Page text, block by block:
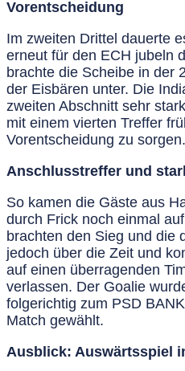
Vorentscheidung
Im zweiten Drittel dauerte
erneut für den ECH jubeln
brachte die Scheibe in der
der Eisbären unter. Die
zweiten Abschnitt sehr
mit einem vierten Treffer
Vorentscheidung zu sorgen.
Anschlusstreffer und
So kamen die Gäste aus
durch Frick noch einmal
brachten den Sieg und die
jedoch über die Zeit und
auf einen überragenden
verlassen. Der Goalie
folgerichtig zum PSD
Match gewählt.
Ausblick: Auswärtsspiel